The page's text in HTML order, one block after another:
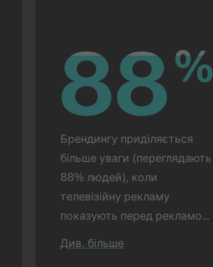
88%
88%
Брендингу приділяється
більше уваги (переглядають
88% людей), коли
телевізійну рекламу
показують перед рекламою
Див. більше